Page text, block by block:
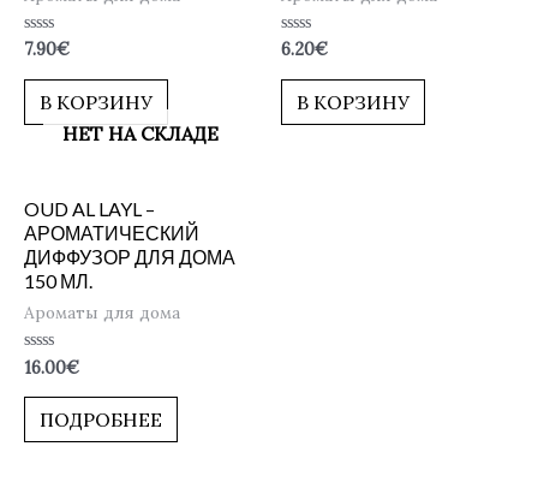
Оценка
из
7.90€
В КОРЗИНУ
Оценка
из
6.20€
В КОРЗИНУ
НЕТ НА СКЛАДЕ
OUD AL LAYL –
АРОМАТИЧЕСКИЙ
ДИФФУЗОР ДЛЯ ДОМА
150 МЛ.
Ароматы для дома
Оценка
из
16.00€
ПОДРОБНЕЕ